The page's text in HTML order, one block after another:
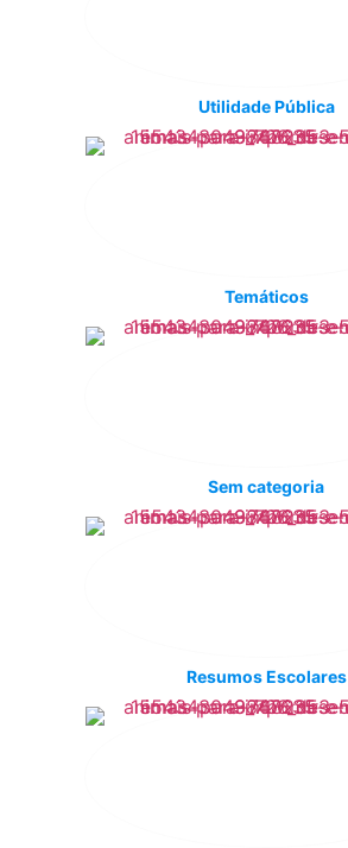
Utilidade Pública
Temáticos
Sem categoria
Resumos Escolares